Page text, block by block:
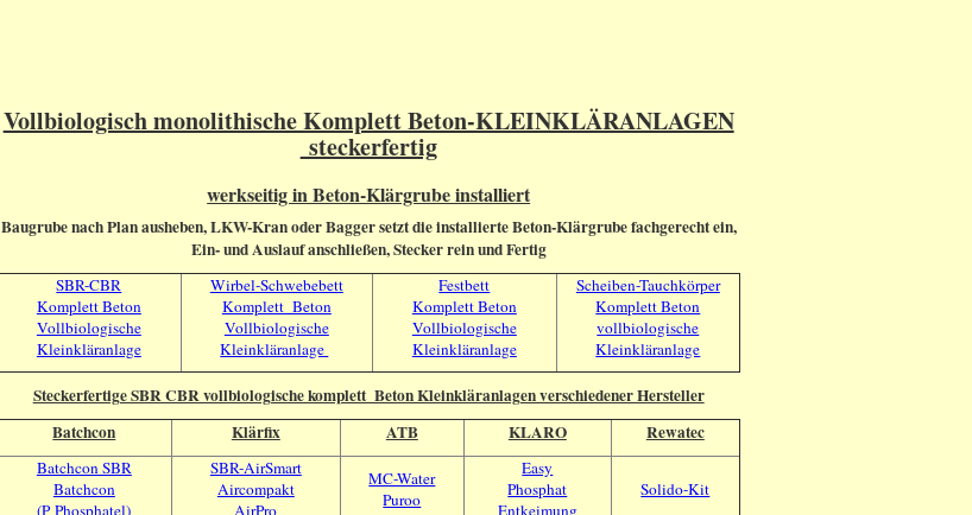
Vollbiologisch monolithische Komplett Beton-KLEINKLÄRANLAGEN
steckerfertig
werkseitig in Beton-Klärgrube installiert
Baugrube nach Plan ausheben, LKW-Kran oder Bagger setzt die installierte Beton-Klärgrube fachgerecht ein,
Ein- und Auslauf anschließen, Stecker rein und Fertig
SBR-CBR
Komplett Beton
Vollbiologische
Kleinkläranlage
Wirbel-Schwebebett
Komplett Beton
Vollbiologische
Kleinkläranlage
Festbett
Komplett Beton
Vollbiologische
Kleinkläranlage
Scheiben-Tauchkörper
Komplett Beton
vollbiologische
Kleinkläranlage
Steckerfertige SBR CBR vollbiologische komplett Beton Kleinkläranlagen verschiedener Hersteller
Batchcon
Klärfix ATB KLARO Rewatec
Batchcon SBR
Batchcon
(P Phosphatel)
SBR-AirSmart
Aircompakt
AirPro
MC-Water
Puroo
Easy
Phosphat
Entkeimung
Solido-Kit